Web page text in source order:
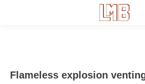
Flameless explosion